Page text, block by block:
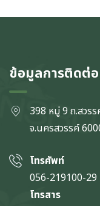
ข้อมูลการติดต่อ
398 หมู่ 9 ถ.สวร
จ.นครสวรรค์
โทรศัพท์
056-219100-29
โทรสาร